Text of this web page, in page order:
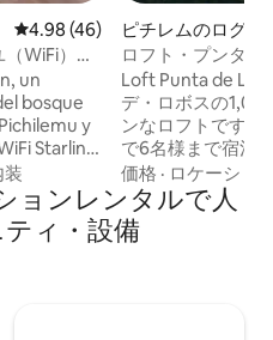
レビュー46件、5つ星中4.98つ
4.98 (46)
WiFi）カ
un
bosque
y
Starlink.
de
terraza
al
装
ピチレムのログハ
ロフト・プンタ
Loft Punta de
デ・ロボスの
ンなロフトです
で6名様まで宿泊可能で
ジからわずか100
らしい海の景色と
楽しみください。
ルーム付きのメイ
価格 · ロケーショ
ョンレンタルで人
ィ・設備